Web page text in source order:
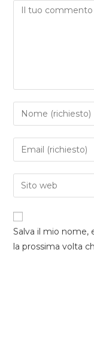
Salva il mio nome,
la prossima volta